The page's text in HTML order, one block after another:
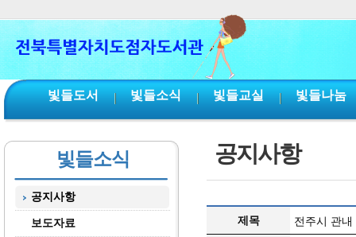
빛들도서 빛들소식 빛들교실 빛들나눔
빛들소식
공지사항
보도자료
공지사항
제목 전주시 관